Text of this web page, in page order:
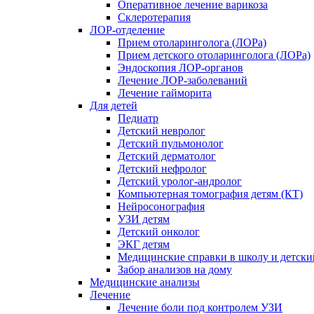
Оперативное лечение варикоза
Склеротерапия
ЛОР-отделение
Прием отоларинголога (ЛОРа)
Прием детского отоларинголога (ЛОРа)
Эндоскопия ЛОР-органов
Лечение ЛОР-заболеваний
Лечение гайморита
Для детей
Педиатр
Детский невролог
Детский пульмонолог
Детский дерматолог
Детский нефролог
Детский уролог-андролог
Компьютерная томография детям (КТ)
Нейросонография
УЗИ детям
Детский онколог
ЭКГ детям
Медицинские справки в школу и
Забор анализов на дому
Медицинские анализы
Лечение
Лечение боли под контролем УЗИ